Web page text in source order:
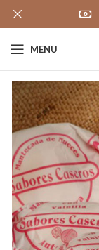
MENU